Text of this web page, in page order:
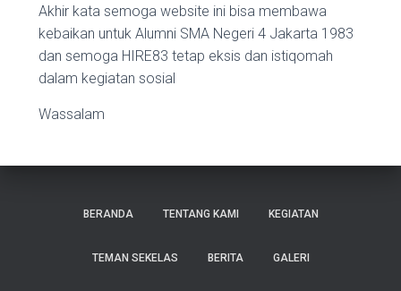
Akhir kata semoga website ini bisa membawa
kebaikan untuk Alumni SMA Negeri 4 Jakarta 1983
dan semoga HIRE83 tetap eksis dan istiqomah
dalam kegiatan sosial
Wassalam
BERANDA TENTANG KAMI KEGIATAN
TEMAN SEKELAS BERITA GALERI